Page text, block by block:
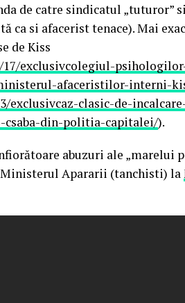
de catre sindicatul „tuturor”
ca si afacerist tenace). Mai
de Kiss
17/exclusivcolegiul-
afaceristilor-interni-
exclusivcaz-clasic-de-
din-politia-capitalei/).
abuzuri ale „marelui
Ministerul Apararii (tanchisti) la